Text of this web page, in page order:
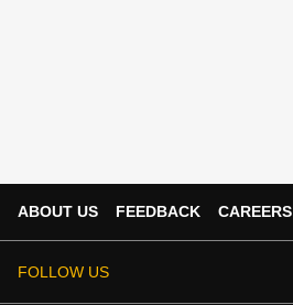
ABOUT US FEEDBACK CAREERS
FOLLOW US